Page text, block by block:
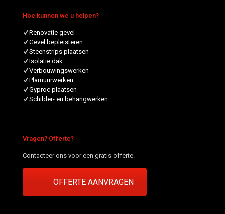
Hoe kunnen we u helpen?
Renovatie gevel
Gevel bepleisteren
Steenstrips plaatsen
Isolatie dak
Verbouwingswerken
Plamuurwerken
Gyproc plaatsen
Schilder- en behangwerken
Vragen? Offerte?
Contacteer ons voor een gratis offerte.
OFFERTE AANVRAGEN